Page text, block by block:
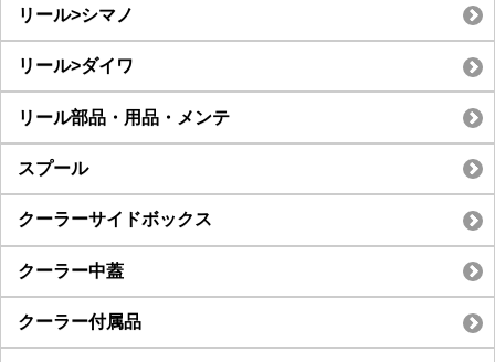
リール>シマノ
リール>ダイワ
リール部品・用品・メンテ
スプール
クーラーサイドボックス
クーラー中蓋
クーラー付属品